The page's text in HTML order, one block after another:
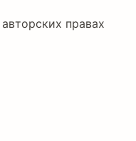
правах